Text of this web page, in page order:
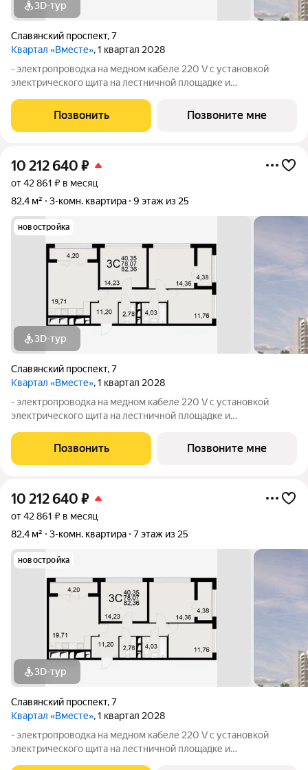
3D-тур
Славянский проспект,7
Квартал «Вместе», 1 квартал 2028
- электропроводка на медном кабеле 220 V с установкой
электрического щита на лестничной площадке и
стен, кроме стен балконов, откосов дверных и оконных
проемов, ниш прохождения стояков
Позвонить Позвоните мне
10 212 640 ₽
от 42 861 ₽ в месяц
82,4 м²
3-комн. квартира 9 этаж из 25
новостройка
3D-тур
Славянский проспект,7
Квартал «Вместе», 1 квартал 2028
- электропроводка на медном кабеле 220 V с установкой
электрического щита на лестничной площадке и
стен, кроме стен лоджий, откосов дверных и оконных
проемов, ниш прохождения стояков
Позвонить Позвоните мне
10 212 640 ₽
от 42 861 ₽ в месяц
82,4 м²
3-комн. квартира 7 этаж из 25
новостройка
3D-тур
Славянский проспект,7
Квартал «Вместе», 1 квартал 2028
- электропроводка на медном кабеле 220 V с установкой
электрического щита на лестничной площадке и